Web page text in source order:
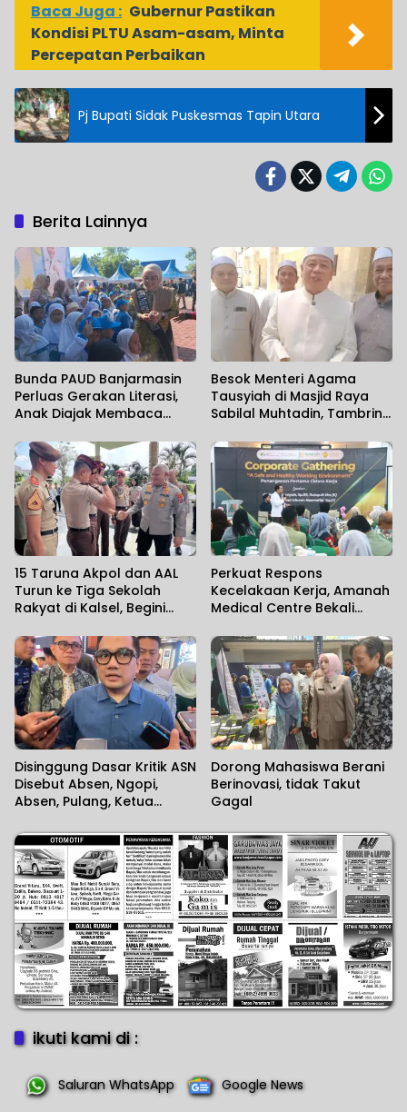
Baca Juga : Gubernur Pastikan
Kondisi PLTU Asam-asam, Minta
Percepatan Perbaikan
Pj Bupati Sidak Puskesmas Tapin Utara
Berita Lainnya
Bunda PAUD Banjarmasin
Perluas Gerakan Literasi,
Anak Diajak Membaca
Besok Menteri Agama
Tausyiah di Masjid Raya
Sabilal Muhtadin, Tambrin
Jamaah Hadir
15 Taruna Akpol dan AAL
Turun ke Tiga Sekolah
Rakyat di Kalsel, Begini
Perkuat Respons
Kecelakaan Kerja, Amanah
Medical Centre Bekali
Cedera Sejak Menit
Pertama
Disinggung Dasar Kritik ASN
Disebut Absen, Ngopi,
Absen, Pulang, Ketua
Wartawan Menilai Sendiri
Dorong Mahasiswa Berani
Berinovasi, tidak Takut
Gagal
ikuti kami di :
Saluran WhatsApp Google News